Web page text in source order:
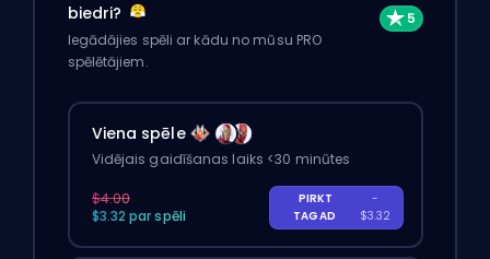
biedri?
Iegādājies spēli ar kādu no mūsu PRO
spēlētājiem.
Viena spēle
Vidējais gaidīšanas laiks <30 minūtes
$4.00
$3.32 par spēli
PIRKT
TAGAD
-
$3.32